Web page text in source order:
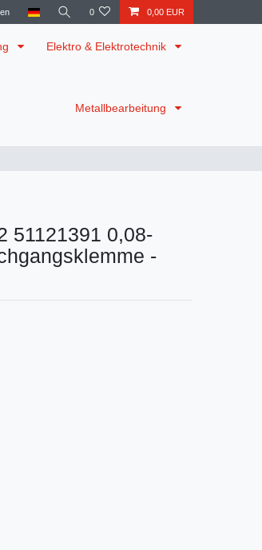
0 0,00 EUR
Elektro & Elektrotechnik
Metallbearbeitung
51121391 0,08-
-